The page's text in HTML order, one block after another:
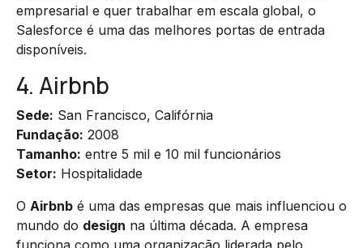
empresarial e quer trabalhar em escala global, o
Salesforce é uma das melhores portas de entrada
disponíveis.
4. Airbnb
Sede: San Francisco, Califórnia
Fundação: 2008
Tamanho: entre 5 mil e 10 mil funcionários
Setor: Hospitalidade
O Airbnb é uma das empresas que mais influenciou o
mundo do design na última década. A empresa
funciona como uma organização liderada pelo